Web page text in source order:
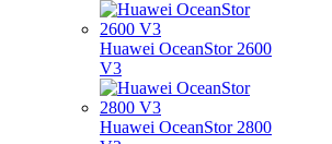
Huawei OceanStor 2600
V3
Huawei OceanStor 2800